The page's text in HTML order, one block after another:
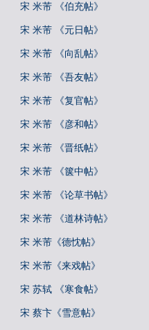
宋 米芾 《伯充帖》
宋 米芾 《元日帖》
宋 米芾 《向乱帖》
宋 米芾 《吾友帖》
宋 米芾 《复官帖》
宋 米芾 《彦和帖》
宋 米芾 《晋纸帖》
宋 米芾 《箧中帖》
宋 米芾 《论草书帖》
宋 米芾 《道林诗帖》
宋 米芾《德忱帖》
宋 米芾《来戏帖》
宋 苏轼 《寒食帖》
宋 蔡卞《雪意帖》